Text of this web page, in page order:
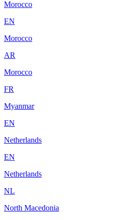
Morocco
EN
Morocco
AR
Morocco
FR
Myanmar
EN
Netherlands
EN
Netherlands
NL
North Macedonia